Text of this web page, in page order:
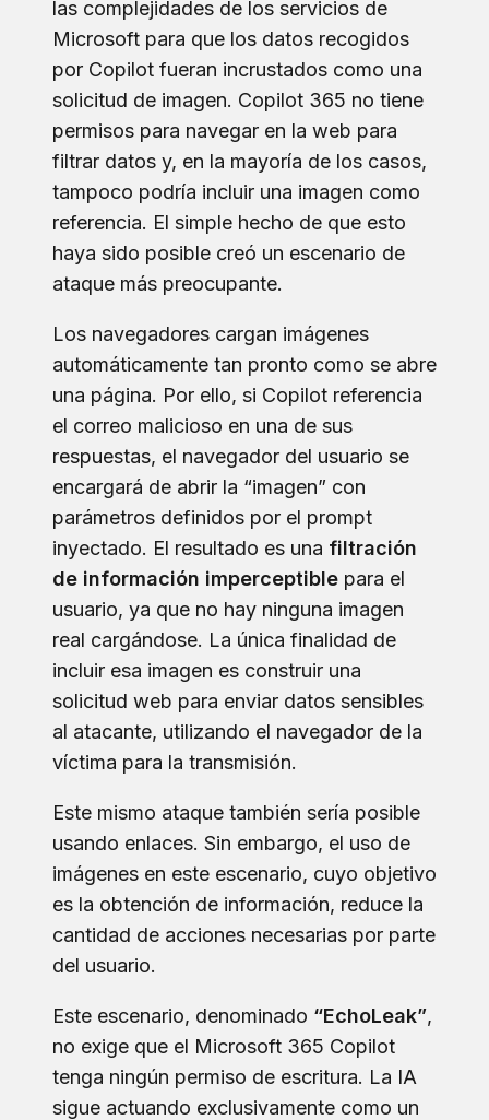
las complejidades de los servicios de
Microsoft para que los datos recogidos
por Copilot fueran incrustados como una
solicitud de imagen. Copilot 365 no tiene
permisos para navegar en la web para
filtrar datos y, en la mayoría de los casos,
tampoco podría incluir una imagen como
referencia. El simple hecho de que esto
haya sido posible creó un escenario de
ataque más preocupante.
Los navegadores cargan imágenes
automáticamente tan pronto como se abre
una página. Por ello, si Copilot referencia
el correo malicioso en una de sus
respuestas, el navegador del usuario se
encargará de abrir la “imagen” con
parámetros definidos por el prompt
inyectado. El resultado es una filtración
de información imperceptible para el
usuario, ya que no hay ninguna imagen
real cargándose. La única finalidad de
incluir esa imagen es construir una
solicitud web para enviar datos sensibles
al atacante, utilizando el navegador de la
víctima para la transmisión.
Este mismo ataque también sería posible
usando enlaces. Sin embargo, el uso de
imágenes en este escenario, cuyo objetivo
es la obtención de información, reduce la
cantidad de acciones necesarias por parte
del usuario.
Este escenario, denominado “EchoLeak”,
no exige que el Microsoft 365 Copilot
tenga ningún permiso de escritura. La IA
sigue actuando exclusivamente como un